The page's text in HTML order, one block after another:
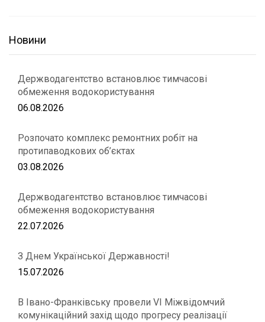
Новини
Держводагентство встановлює тимчасові
обмеження водокористування
06.08.2026
Розпочато комплекс ремонтних робіт на
протипаводкових об’єктах
03.08.2026
Держводагентство встановлює тимчасові
обмеження водокористування
22.07.2026
З Днем Української Державності!
15.07.2026
В Івано-Франківську провели VІ Міжвідомчий
комунікаційний захід щодо прогресу реалізації